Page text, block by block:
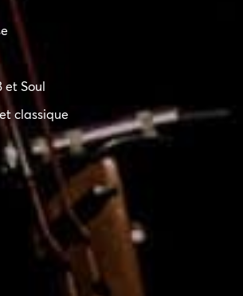
et Soul
classique